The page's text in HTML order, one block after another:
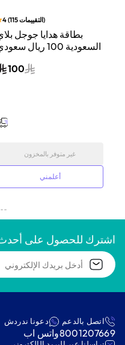
4(115التقييمات)
بطاقة هدايا جوجل
السعودية 100 ريال
الإلكتروني
100
غير متوفر بالمخزون
أعلمني
اشترك للحصول على
اتصل بالدعم
8001207669
دعونا ندردش
واتس اب